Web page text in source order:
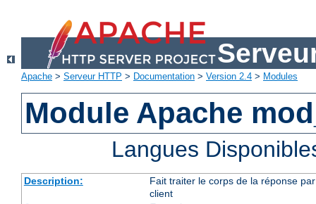
Apache > Serveur HTTP > Documentation > Version 2.4 > Modules
Module Apache
Langues
Description:
Fait traiter le corps de la réponse
client